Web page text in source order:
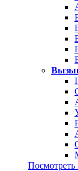
Посмотреть